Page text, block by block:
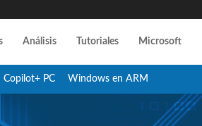
Análisis Tutoriales Microsoft
Copilot+ PC Windows en ARM